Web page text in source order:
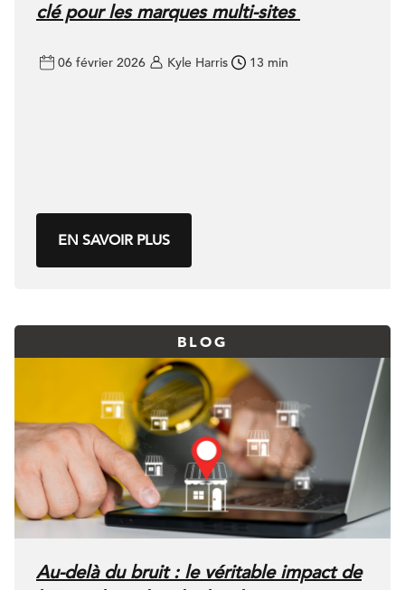
clé pour les marques multi-sites
06 février 2026 Kyle Harris 13 min
EN SAVOIR PLUS
BLOG
Au-delà du bruit : le véritable impact de